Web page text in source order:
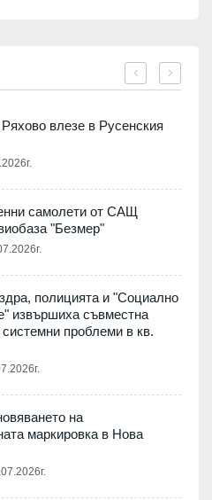
влезе в Русенския
самолети от САЩ
"Безмер"
полицията и "Социално
извършиха съвместна
системни проблеми в кв.
на
маркировка в Нова